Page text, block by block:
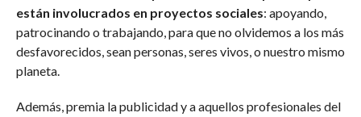
están involucrados en proyectos sociales: apoyando,
patrocinando o trabajando, para que no olvidemos a los más
desfavorecidos, sean personas, seres vivos, o nuestro mismo
planeta.
Además, premia la publicidad y a aquellos profesionales del